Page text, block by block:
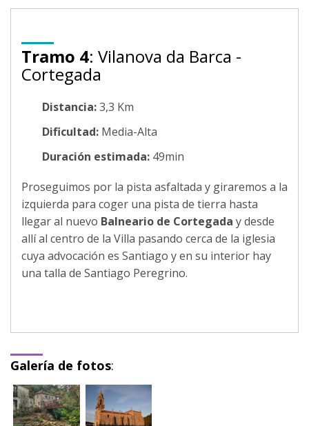
Tramo 4: Vilanova da Barca -
Cortegada
Distancia:3,3 Km
Dificultad: Media-Alta
Duración estimada: 49min
Proseguimos por la pista asfaltada y giraremos a la
izquierda para coger una pista de tierra hasta
llegar al nuevo Balneario de Cortegada y desde
allí al centro de la Villa pasando cerca de la iglesia
cuya advocación es Santiago y en su interior hay
una talla de Santiago Peregrino.
Galería de fotos: